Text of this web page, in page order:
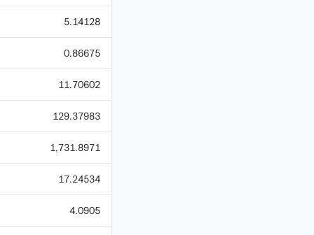
5.14128
0.86675
11.70602
129.37983
1,731.8971
17.24534
4.0905